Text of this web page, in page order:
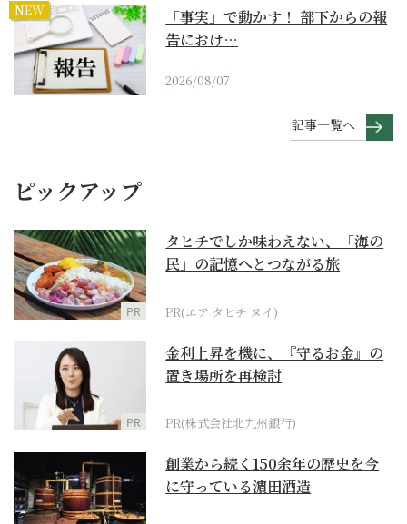
NEW
「事実」で動かす！ 部下からの報
告におけ…
2026/08/07
記事一覧へ
ピックアップ
PR
タヒチでしか味わえない、「海の
民」の記憶へとつながる旅
PR(エア タヒチ ヌイ)
PR
金利上昇を機に、『守るお金』の
置き場所を再検討
PR(株式会社北九州銀行)
創業から続く150余年の歴史を今
に守っている濵田酒造